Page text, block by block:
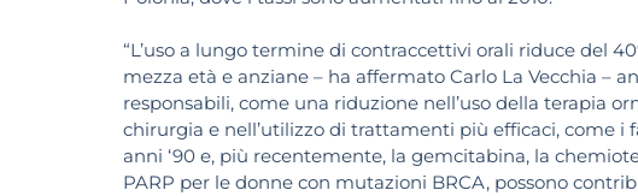
“L’uso a lungo termine di contraccettivi orali riduce del
mezza età e anziane – ha affermato Carlo La Vecchia –
responsabili, come una riduzione nell’uso della terapia
chirurgia e nell’utilizzo di trattamenti più efficaci, come i
anni ‘90 e, più recentemente, la gemcitabina, la
PARP per le donne con mutazioni BRCA, possono